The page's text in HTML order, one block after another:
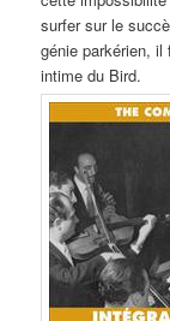
surfer sur le
génie parkérien,
intime du Bird.